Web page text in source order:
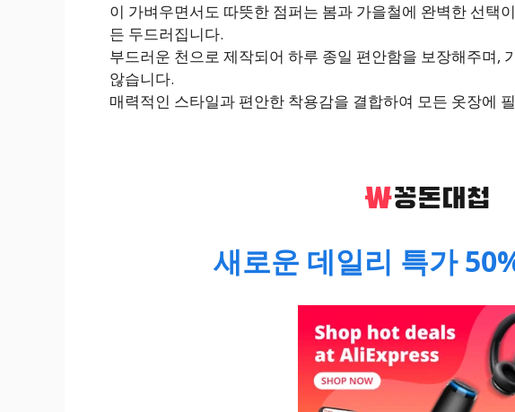
이 가벼우면서도 따뜻한 점퍼는 봄과 가을철에 완벽한 선택
든 두드러집니다.
부드러운 천으로 제작되어 하루 종일 편안함을 보장해주며,
않습니다.
매력적인 스타일과 편안한 착용감을 결합하여 모든 옷장에
새로운 데일리 특가